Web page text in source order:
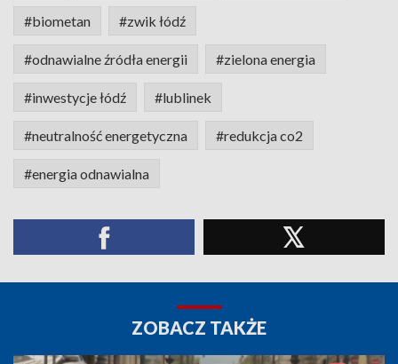
#biometan #zwik łódź
#odnawialne źródła energii #zielona energia
#inwestycje łódź #lublinek
#neutralność energetyczna #redukcja co2
#energia odnawialna
ZOBACZ TAKŻE